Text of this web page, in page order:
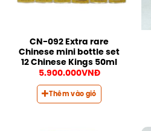
CN-092 Extra rare
Chinese mini bottle set
12 Chinese Kings 50ml
5.900.000VNĐ
Thêm vào giỏ